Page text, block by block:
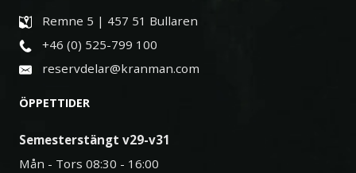
Remne 5 | 457 51 Bullaren
+46 (0) 525-799 100
reservdelar@kranman.com
ÖPPETTIDER
Semesterstängt v29-v31
Mån - Tors 08:30 - 16:00